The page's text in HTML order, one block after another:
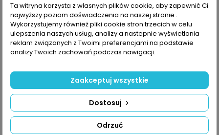
OPIS SZCZEGÓŁY PRODUKTU
Drodzy czytelnicy, do dzieła! Aby mieć na sobie modną
dzianinę, nie wystarczy tylko szydełkować albo robić na drutach.
bawimy się jeszcze inaczej: na drutach dziergamy dolną część
na przykład żakietu, a na szydełku dorabiamy część górną i ją
przyszywamy. Jeśli użyjemy kilku rodzajów włóczek o różnej
grubości, kolorze i fakturze, otrzymujemy praktycznie
nieograniczoną ilość kombinacji i bardzo oryginalne, unikatowe
ubrania. Do tego szal i torba i możecie wyruszać na letnie
podboje.
Ta witryna korzysta z własnych plików cookie, aby zapewnić Ci
najwyższy poziom doświadczenia na naszej stronie .
Wykorzystujemy również pliki cookie stron trzecich w celu
ulepszenia naszych usług, analizy a nastepnie wyświetlania
reklam związanych z Twoimi preferencjami na podstawie
analizy Twoich zachowań podczas nawigacji.
Odrzuć
Dostosuj
Zaakceptuj wszystkie